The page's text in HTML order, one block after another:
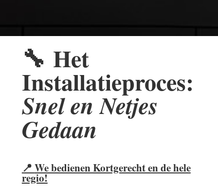
🔧 Het
Installatieproces:
Snel en Netjes
Gedaan
📍 We bedienen Kortgerecht en de hele
regio!